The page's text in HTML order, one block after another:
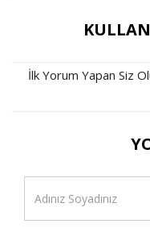
İlk Yorum Yapan Siz